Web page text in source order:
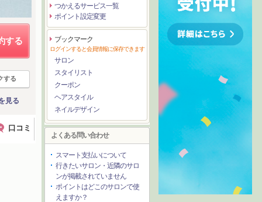
する
する
見る
口コミ
つかえるサービス一覧
ポイント設定変更
ブックマーク
ログインすると会員情報に保存できます
サロン
スタイリスト
クーポン
ヘアスタイル
ネイルデザイン
よくある問い合わせ
スマート支払いについて
行きたいサロン・近隣のサロ
ンが掲載されていません
ポイントはどこのサロンで使
えますか？